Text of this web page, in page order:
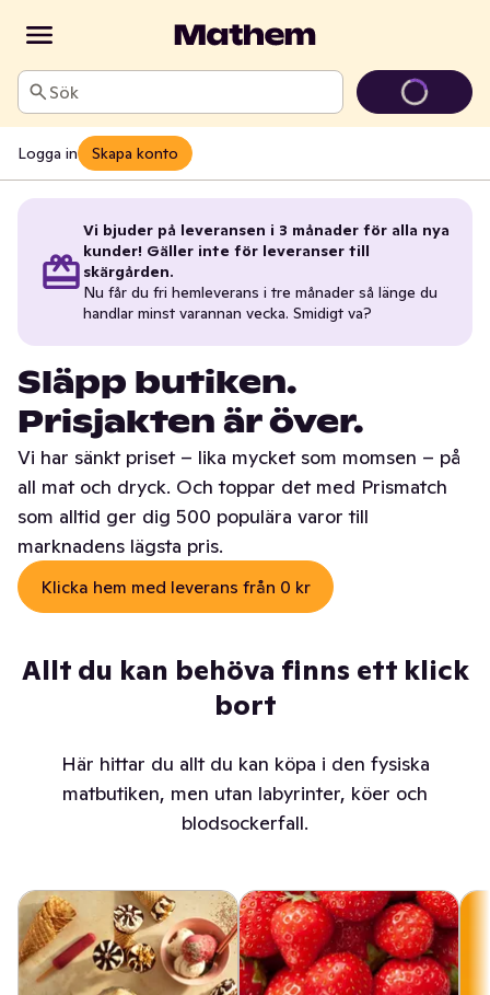
Sök
Logga in Skapa konto
Vi bjuder på leveransen i 3 månader för alla nya
kunder! Gäller inte för leveranser till
skärgården.
Nu får du fri hemleverans i tre månader så länge du
handlar minst varannan vecka. Smidigt va?
Släpp butiken.
Prisjakten är över.
Vi har sänkt priset – lika mycket som momsen – på
all mat och dryck. Och toppar det med Prismatch
som alltid ger dig 500 populära varor till
marknadens lägsta pris.
Klicka hem med leverans från 0 kr
Allt du kan behöva finns ett klick
bort
Här hittar du allt du kan köpa i den fysiska
matbutiken, men utan labyrinter, köer och
blodsockerfall.